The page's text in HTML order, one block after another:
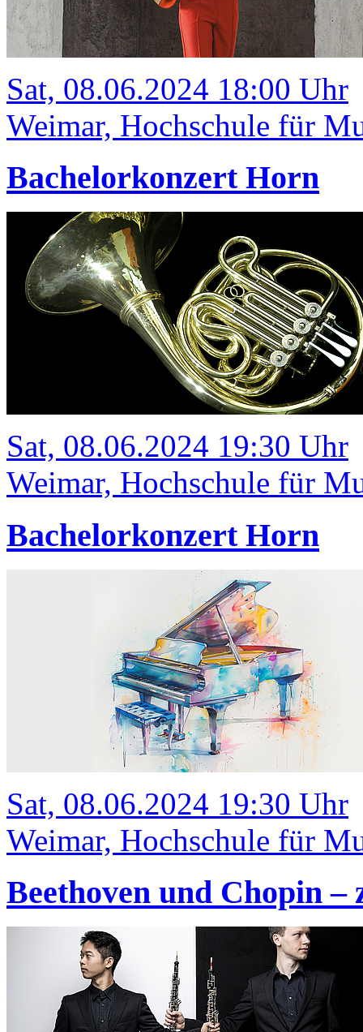
Sat, 08.06.2024 18:00 Uhr
Weimar, Hochschule für
Bachelorkonzert Horn
Sat, 08.06.2024 19:30 Uhr
Weimar, Hochschule für
Bachelorkonzert Horn
Sat, 08.06.2024 19:30 Uhr
Weimar, Hochschule für
Beethoven und Chopin